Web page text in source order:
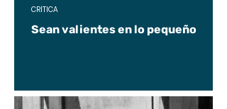
Sean valientes en lo pequeño
CRÍTICA